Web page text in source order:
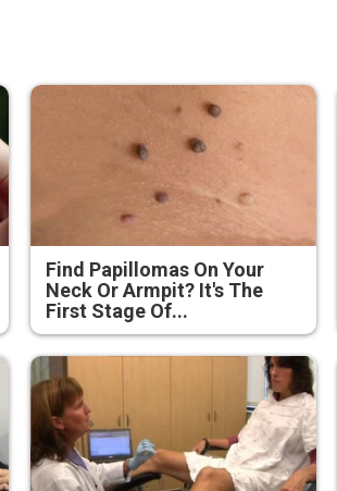
Find Papillomas On Your
Neck Or Armpit? It's The
First Stage Of...